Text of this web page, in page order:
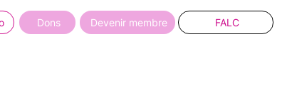
Dons Devenir membre FALC